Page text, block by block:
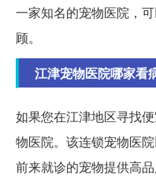
一家知名的宠物医院，
顾。
江津宠物医院哪家看
如果您在江津地区寻找
物医院。该连锁宠物医
前来就诊的宠物提供高品